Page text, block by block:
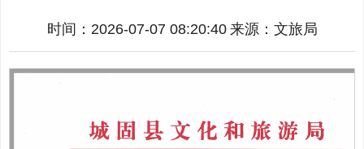
时间：2026-07-07 08:20:40 来源： 文旅局